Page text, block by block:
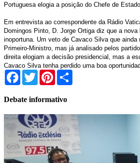
Portuguesa elogia a posição do Chefe de Estado.
Em entrevista ao correspondente da Rádio
Domingos Pinto, D. Jorge Ortiga diz que a nova
inoportuna. Um veto de Cavaco Silva que ainda
Primeiro-Ministro, mas já analisado pelos
direita elogiam a decisão presidencial, mas a
Cavaco Silva tenha perdido uma boa
Facebook
TwitterPinterest
Debate informativo